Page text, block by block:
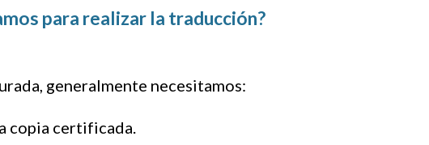
para realizar la traducción?
generalmente necesitamos:
copia certificada.